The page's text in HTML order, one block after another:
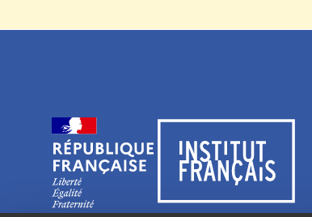
Visiter le site de l’Institut français